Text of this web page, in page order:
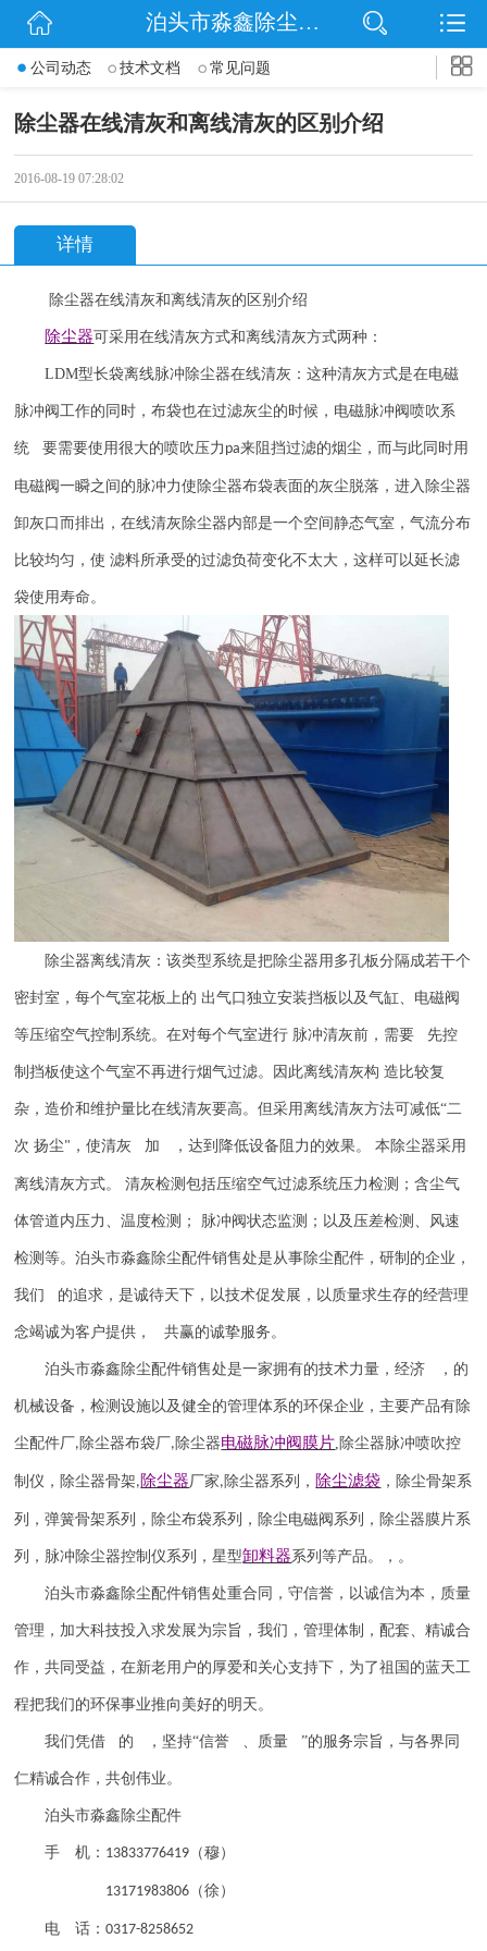
网站首页
公司动态
泊头市淼鑫除尘配件销售处
公司动态 技术文档 常见问题
除尘器在线清灰和离线清灰的区别介绍
2016-08-19 07:28:02
详情
除尘器在线清灰和离线清灰的区别介绍
除尘器可采用在线清灰方式和离线清灰方式两种：
LDM型长袋离线脉冲除尘器在线清灰：这种清灰方式是在电磁
脉冲阀工作的同时，布袋也在过滤灰尘的时候，电磁脉冲阀喷吹系
统 要需要使用很大的喷吹压力 pa来阻挡过滤的烟尘，而与此同时用
电磁阀一瞬之间的脉冲力使除尘器布袋表面的灰尘脱落，进入除尘器
卸灰口而排出，在线清灰除尘器内部是一个空间静态气室，气流分布
比较均匀，使 滤料所承受的过滤负荷变化不太大，这样可以延长滤
袋使用寿命。
除尘器离线清灰：该类型系统是把除尘器用多孔板分隔成若干个
密封室，每个气室花板上的 出气口独立安装挡板以及气缸、电磁阀
等压缩空气控制系统。在对每个气室进行 脉冲清灰前，需要 先控
制挡板使这个气室不再进行烟气过滤。因此离线清灰构 造比较复
杂，造价和维护量比在线清灰要高。但采用离线清灰方法可减低“二
次 扬尘" ，使清灰 加 ，达到降低设备阻力的效果。 本除尘器采用
离线清灰方式。 清灰检测包括压缩空气过滤系统压力检测；含尘气
体管道内压力、温度检测； 脉冲阀状态监测；以及压差检测、风速
检测等。泊头市淼鑫除尘配件销售处是从事除尘配件，研制的企业，
我们 的追求，是诚待天下，以技术促发展，以质量求生存的经营理
念竭诚为客户提供， 共赢的诚挚服务。
泊头市淼鑫除尘配件销售处是一家拥有的技术力量，经济 ，的
机械设备，检测设施以及健全的管理体系的环保企业，主要产品有除
尘配件厂, 除尘器布袋厂, 除尘器电磁脉冲阀膜片, 除尘器脉冲喷吹控
制仪 ， 除尘器骨架,除尘器厂家, 除尘器系列， 除尘滤袋 ，除尘骨架系
列，弹簧骨架系列，除尘布袋系列，除尘电磁阀系列，除尘器膜片系
列，脉冲除尘器控制仪系列，星型卸料器系列等产品。，。
泊头市淼鑫除尘配件销售处重合同，守信誉，以诚信为本，质量
管理，加大科技投入求发展为宗旨，我们，管理体制，配套、精诚合
作，共同受益，在新老用户的厚爱和关心支持下，为了祖国的蓝天工
程把我们的环保事业推向美好的明天。
我们凭借 的 ，坚持“信誉 、质量 ”的服务宗旨，与各界同
仁精诚合作，共创伟业。
泊头市淼鑫除尘配件
手 机： 13833776419 （穆）
13171983806 （徐）
电 话：0317-8258652